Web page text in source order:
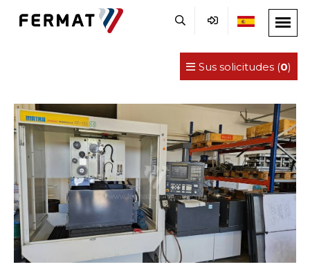
Sus solicitudes (0)